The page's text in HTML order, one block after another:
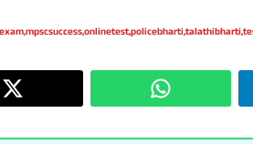
,mpscsuccess,onlinetest,policebharti,talathibharti,